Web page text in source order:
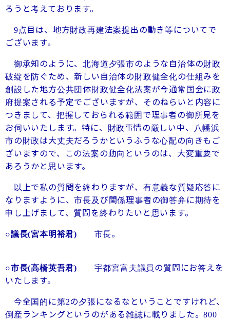
ろうと考えております。
9点目は、地方財政再建法案提出の動き等についてで
ございます。
御承知のように、北海道夕張市のような自治体の財政
破綻を防ぐため、新しい自治体の財政健全化の仕組みを
創設した地方公共団体財政健全化法案が今通常国会に政
府提案される予定でございますが、そのねらいと内容に
つきまして、把握しておられる範囲で理事者の御所見を
お伺いいたします。特に、財政事情の厳しい中、八幡浜
市の財政は大丈夫だろうかというふうな心配の向きもご
ざいますので、この法案の動向というのは、大変重要で
あろうかと思います。
以上で私の質問を終わりますが、有意義な質疑応答に
なりますように、市長及び関係理事者の御答弁に期待を
申し上げまして、質問を終わりたいと思います。
○議長(宮本明裕君) 市長。
○市長(高橋英吾君)
宇都宮富夫議員の質問にお答えを
いたします。
今全国的に第2の夕張になるなということですけれど、
倒産ランキングというのがある雑誌に載りました。800